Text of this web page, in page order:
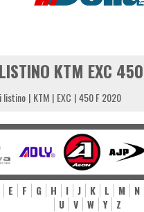
KTM EXC
listino KTM EXC 450 F 2020
E F G H I J K L M N
U
V W Y Z